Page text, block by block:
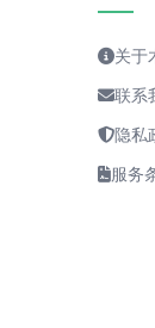
关于
联系
隐私
服务